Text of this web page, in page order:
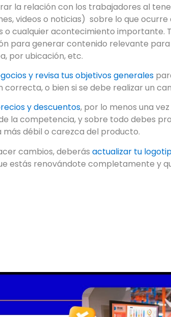
la relación con los trabajadores al
videos o noticias) sobre lo que ocurre
o cualquier acontecimiento importante.
para generar contenido relevante
por ubicación, etc.
y revisa tus objetivos generales
correcta, o bien si se debe realizar un
y descuentos, por lo menos una
la competencia, y sobre todo debes
más débil o carezca del producto.
cambios, deberás actualizar tu
estás renovándote completamente y